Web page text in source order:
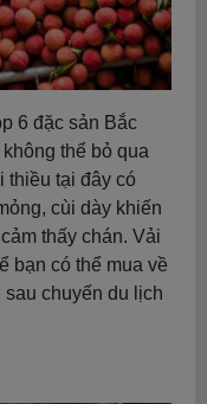
6 đặc sản Bắc
thể bỏ qua
thiều tại đây có
cùi dày khiến
thấy chán. Vải
bạn có thể mua về
chuyến du lịch